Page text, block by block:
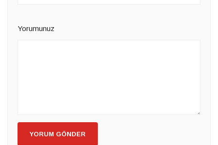
Yorumunuz
YORUM GÖNDER